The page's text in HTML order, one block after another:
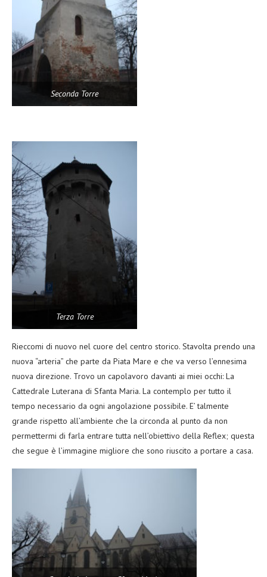
Seconda Torre
Terza Torre
Rieccomi di nuovo nel cuore del centro storico. Stavolta prendo una
nuova “arteria” che parte da Piata Mare e che va verso l’ennesima
nuova direzione. Trovo un capolavoro davanti ai miei occhi: La
Cattedrale Luterana di Sfanta Maria. La contemplo per tutto il
tempo necessario da ogni angolazione possibile. E’ talmente
grande rispetto all’ambiente che la circonda al punto da non
permettermi di farla entrare tutta nell’obiettivo della Reflex; questa
che segue è l’immagine migliore che sono riuscito a portare a casa.